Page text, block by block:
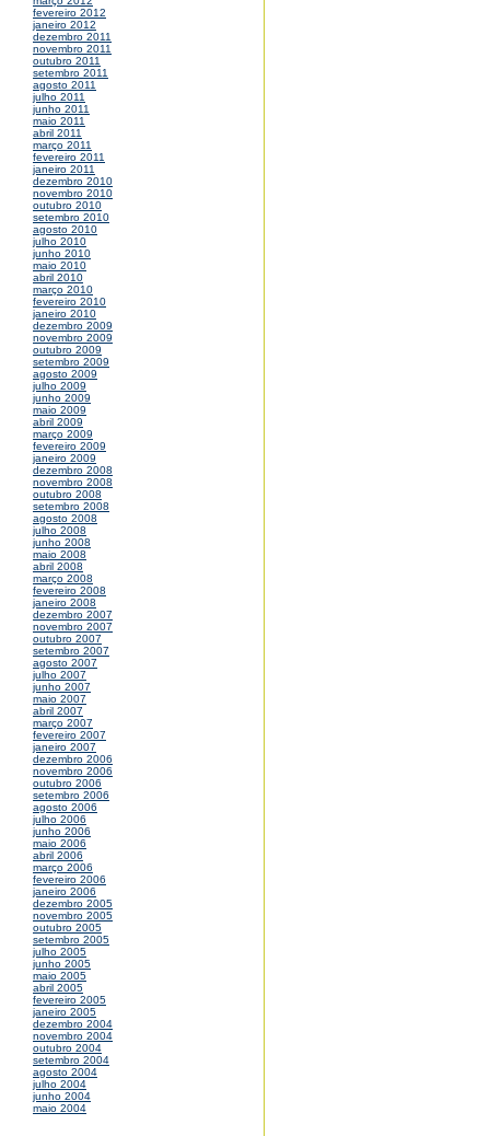
fevereiro 2012
janeiro 2012
dezembro 2011
novembro 2011
outubro 2011
setembro 2011
agosto 2011
julho 2011
junho 2011
maio 2011
abril 2011
março 2011
fevereiro 2011
janeiro 2011
dezembro 2010
novembro 2010
outubro 2010
setembro 2010
agosto 2010
julho 2010
junho 2010
maio 2010
abril 2010
março 2010
fevereiro 2010
janeiro 2010
dezembro 2009
novembro 2009
outubro 2009
setembro 2009
agosto 2009
julho 2009
junho 2009
maio 2009
abril 2009
março 2009
fevereiro 2009
janeiro 2009
dezembro 2008
novembro 2008
outubro 2008
setembro 2008
agosto 2008
julho 2008
junho 2008
maio 2008
abril 2008
março 2008
fevereiro 2008
janeiro 2008
dezembro 2007
novembro 2007
outubro 2007
setembro 2007
agosto 2007
julho 2007
junho 2007
maio 2007
abril 2007
março 2007
fevereiro 2007
janeiro 2007
dezembro 2006
novembro 2006
outubro 2006
setembro 2006
agosto 2006
julho 2006
junho 2006
maio 2006
abril 2006
março 2006
fevereiro 2006
janeiro 2006
dezembro 2005
novembro 2005
outubro 2005
setembro 2005
julho 2005
junho 2005
maio 2005
abril 2005
fevereiro 2005
janeiro 2005
dezembro 2004
novembro 2004
outubro 2004
setembro 2004
agosto 2004
julho 2004
junho 2004
maio 2004